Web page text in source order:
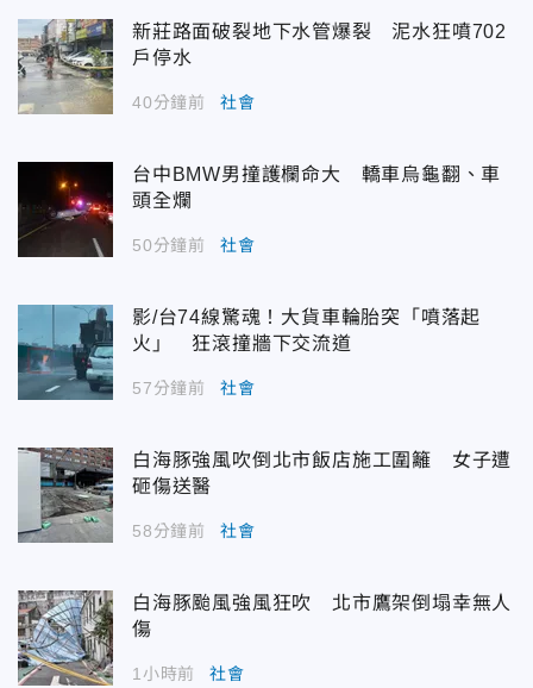
新莊路面破裂地下水管爆裂 泥水狂噴702
戶停水
40分鐘前 社會
台中BMW男撞護欄命大 轎車烏龜翻、車
頭全爛
50分鐘前 社會
影/台74線驚魂！大貨車輪胎突「噴落起
火」 狂滾撞牆下交流道
57分鐘前 社會
白海豚強風吹倒北市飯店施工圍籬 女子遭
砸傷送醫
58分鐘前 社會
白海豚颱風強風狂吹 北市鷹架倒塌幸無人
傷
1小時前 社會